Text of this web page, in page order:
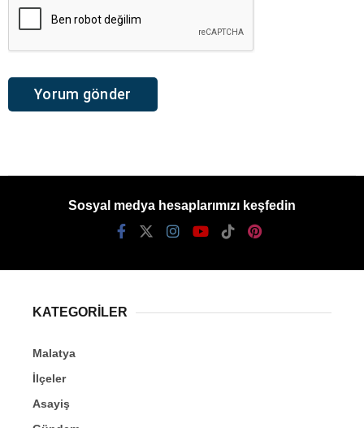
Sosyal medya hesaplarımızı keşfedin
KATEGORİLER
Malatya
İlçeler
Asayiş